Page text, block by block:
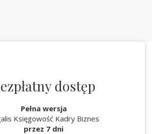
dostęp
Pełna wersja
Księgowość Kadry Biznes
przez 7 dni